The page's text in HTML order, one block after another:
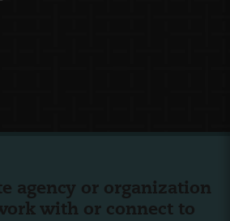
agency or organization
with or connect to